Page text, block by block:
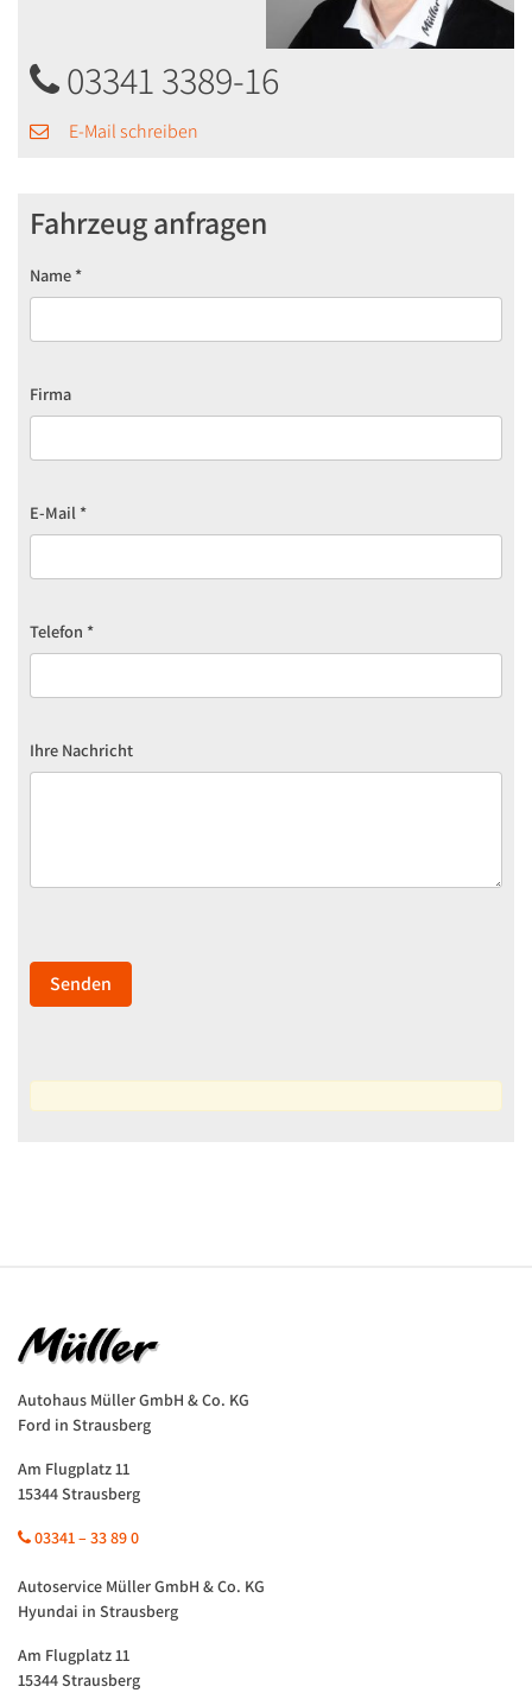
03341 3389-16
E-Mail schreiben
Fahrzeug anfragen
Name *
Firma
E-Mail *
Telefon *
Ihre Nachricht
Autohaus Müller GmbH & Co. KG
Ford in Strausberg
Am Flugplatz 11
15344 Strausberg
03341 – 33 89 0
Autoservice Müller GmbH & Co. KG
Hyundai in Strausberg
Am Flugplatz 11
15344 Strausberg